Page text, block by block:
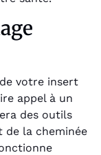
votre insert
appel à un
des outils
de la cheminée